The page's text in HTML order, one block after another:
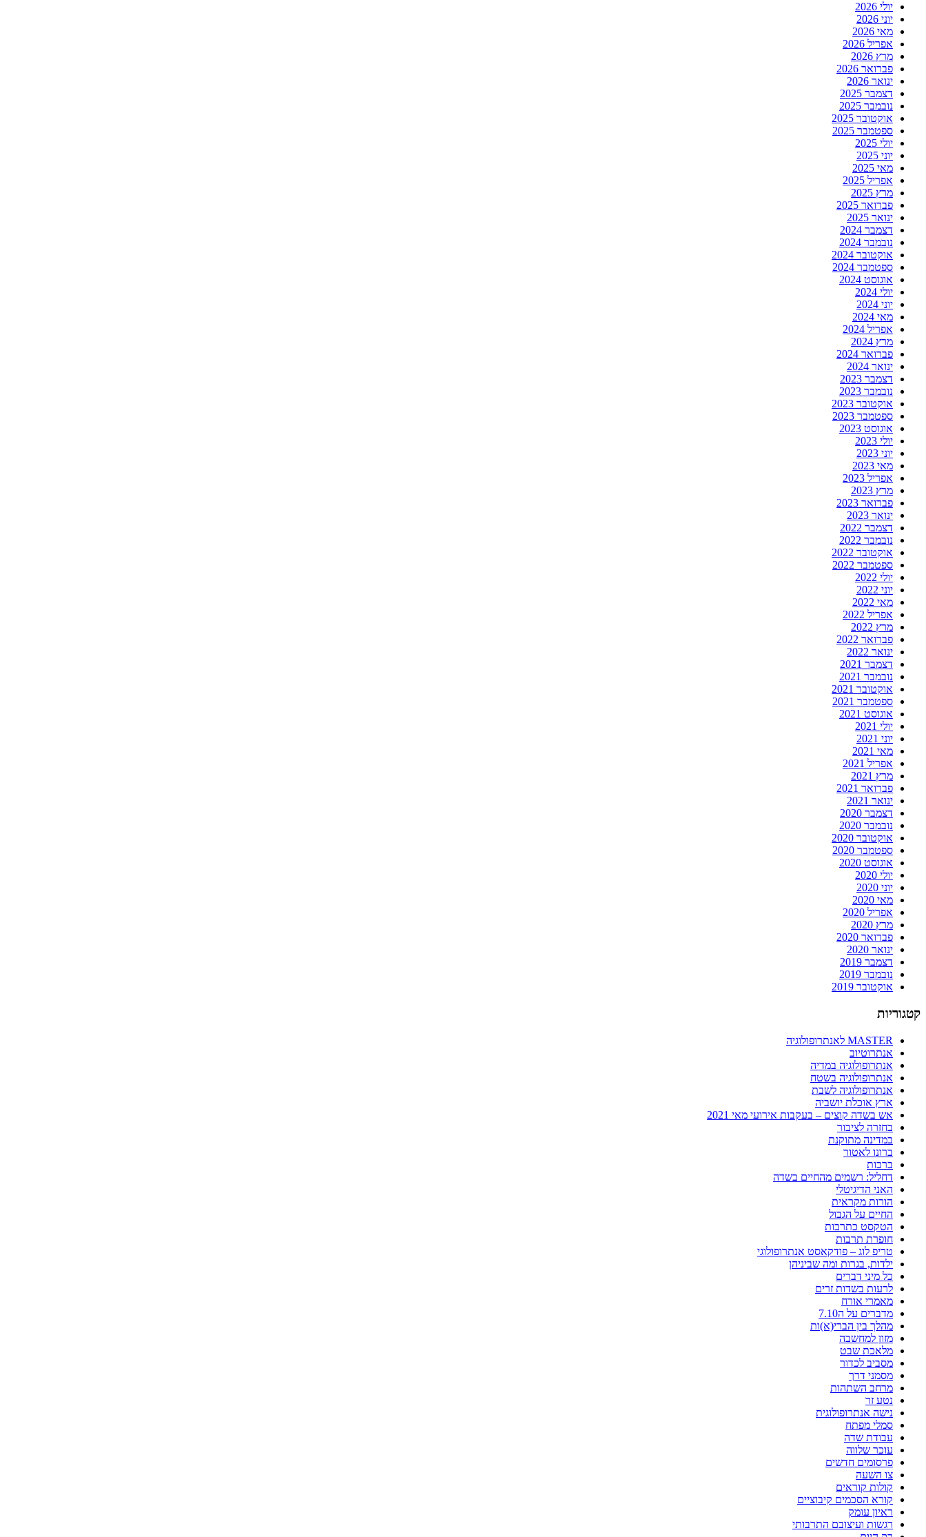
יולי 2026
יוני 2026
מאי 2026
אפריל 2026
מרץ 2026
פברואר 2026
ינואר 2026
דצמבר 2025
נובמבר 2025
אוקטובר 2025
ספטמבר 2025
יולי 2025
יוני 2025
מאי 2025
אפריל 2025
מרץ 2025
פברואר 2025
ינואר 2025
דצמבר 2024
נובמבר 2024
אוקטובר 2024
ספטמבר 2024
אוגוסט 2024
יולי 2024
יוני 2024
מאי 2024
אפריל 2024
מרץ 2024
פברואר 2024
ינואר 2024
דצמבר 2023
נובמבר 2023
אוקטובר 2023
ספטמבר 2023
אוגוסט 2023
יולי 2023
יוני 2023
מאי 2023
אפריל 2023
מרץ 2023
פברואר 2023
ינואר 2023
דצמבר 2022
נובמבר 2022
אוקטובר 2022
ספטמבר 2022
יולי 2022
יוני 2022
מאי 2022
אפריל 2022
מרץ 2022
פברואר 2022
ינואר 2022
דצמבר 2021
נובמבר 2021
אוקטובר 2021
ספטמבר 2021
אוגוסט 2021
יולי 2021
יוני 2021
מאי 2021
אפריל 2021
מרץ 2021
פברואר 2021
ינואר 2021
דצמבר 2020
נובמבר 2020
אוקטובר 2020
ספטמבר 2020
אוגוסט 2020
יולי 2020
יוני 2020
מאי 2020
אפריל 2020
מרץ 2020
פברואר 2020
ינואר 2020
דצמבר 2019
נובמבר 2019
אוקטובר 2019
קטגוריות
MASTER לאנתרופולוגיה
אנתרוטיוב
אנתרופולוגיה במדיה
אנתרופולוגיה בשטח
אנתרופולוגיה לשבת
ארץ אוכלת יושביה
אש בשדה קוצים – בעקבות אירועי מאי 2021
בחזרה לציבור
במדינה מתוקנת
ברונו לאטור
ברכות
דחליל: רשמים מהחיים בשדה
האני הדיגיטלי
הורות מקראית
החיים על הגבול
הטקסט כתרבות
חופרת תרבות
טריפ לוג – פודקאסט אנתרופולוגי
ילדות, בגרות ומה שביניהן
כל מיני דברים
לרעות בשדות זרים
מאמרי אורח
מדברים על ה7.10
מהלך בין הברי(א)ות
מזון למחשבה
מלאכת שבט
מסביב לכדור
מסמני דרך
מרחב השתהות
נטע זר
נישה אנתרופולוגית
סמלי מפתח
עבודת שדה
עוכר שלווה
פרסומים חדשים
צו השעה
קולות קוראים
קורא הסכמים קיבוציים
ראיון עומק
רגשות ועיצובם התרבותי